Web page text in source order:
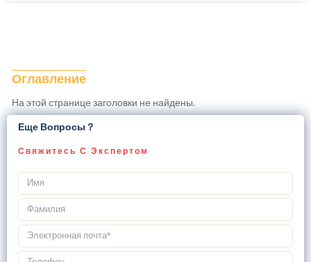
Оглавление
На этой странице заголовки не найдены.
Еще Вопросы？
Свяжитесь С Экспертом